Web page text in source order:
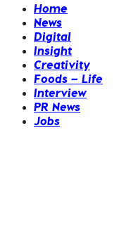
Home
News
Digital
Insight
Creativity
Foods – Life
Interview
PR News
Jobs